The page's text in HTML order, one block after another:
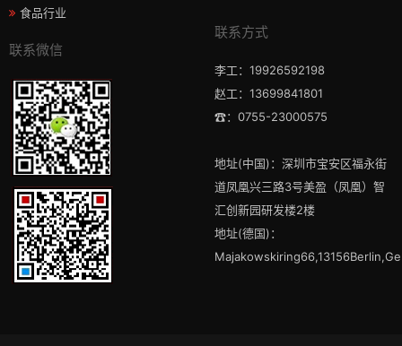
食品行业
联系微信
联系方式
李工：19926592198
赵工：13699841801
☎：0755-23000575
地址(中国)：深圳市宝安区福永街
道凤凰兴三路3号美盈（凤凰）智
汇创新园研发楼2楼
地址(德国)：